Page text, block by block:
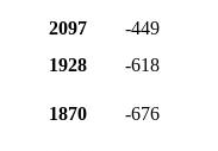
2097
-449
1928 -618
1870 -676